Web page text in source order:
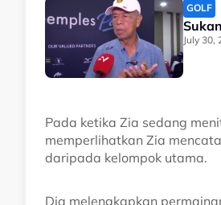
GOLF
July 30,
Pada ketika Zia sedang
memperlihatkan Zia
daripada kelompok utama.
Dia melengkapkan